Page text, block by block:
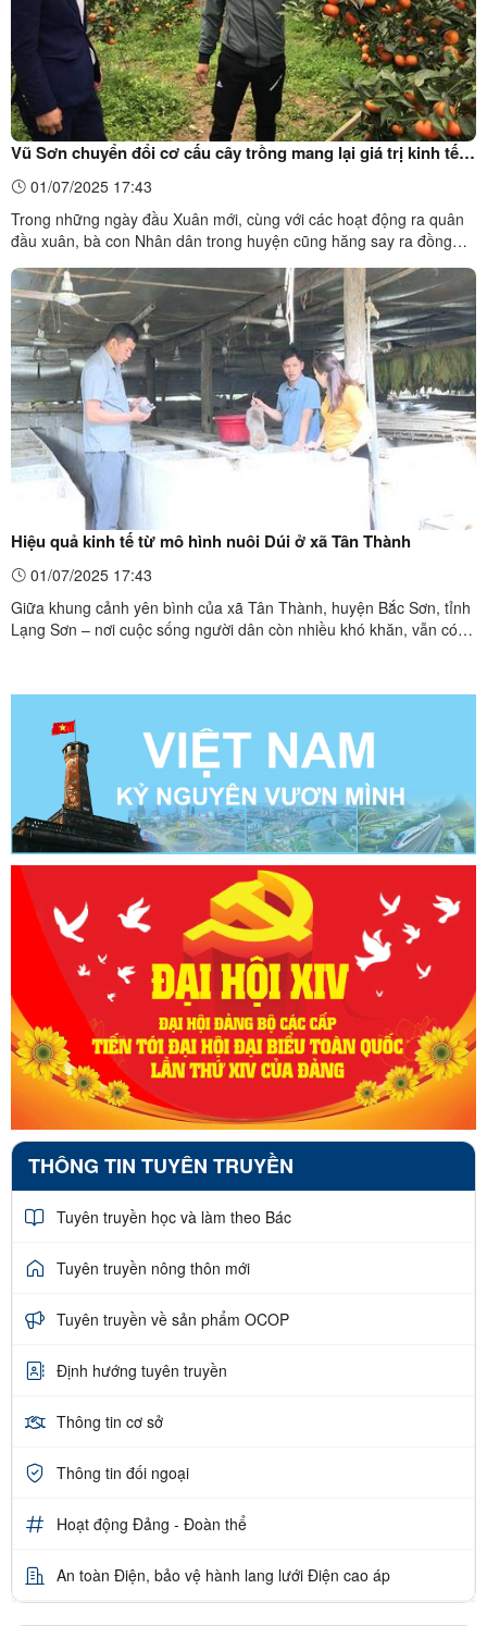
Vũ Sơn chuyển đổi cơ cấu cây trồng mang lại giá trị kinh tế
cao 01/07/2025 17:43
Trong những ngày đầu Xuân mới, cùng với các hoạt động ra quân
đầu xuân, bà con Nhân dân trong huyện cũng hăng say ra đồng
gieo trồng, chăm sóc cây trồng vụ Xuân, phấn đấu một năm thắng
lợi. Để tạo động lực, khí thế thi đua lao động trong sản xuất cho bà
con Nhân dân trên địa bàn huyện. Chúng tôi ...
Hiệu quả kinh tế từ mô hình nuôi Dúi ở xã Tân Thành
01/07/2025 17:43
Giữa khung cảnh yên bình của xã Tân Thành, huyện Bắc Sơn, tỉnh
Lạng Sơn – nơi cuộc sống người dân còn nhiều khó khăn, vẫn có
người đã mạnh dạn khởi nghiệp với mô hình ...
THÔNG TIN TUYÊN TRUYỀN
Tuyên truyền học và làm theo Bác
Tuyên truyền nông thôn mới
Tuyên truyền về sản phẩm OCOP
Định hướng tuyên truyền
Thông tin cơ sở
Thông tin đối ngoại
Hoạt động Đảng - Đoàn thể
An toàn Điện, bảo vệ hành lang lưới Điện cao áp